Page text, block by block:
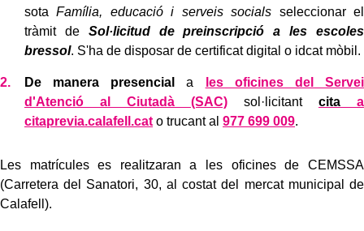
sotaFamília, educació i serveis socials seleccionar el
tràmit de Sol·licitud de preinscripció a les escoles
bressol. S'ha de disposar de certificat digital o idcat mòbil.
De manera presencial a
les oficines del Servei
d'Atenció al Ciutadà (SAC)sol·licitant citaa
citaprevia.calafell.cat o trucant al 977 699 009.
Les matrícules es realitzaran a les oficines de CEMSSA
(Carretera del Sanatori, 30, al costat del mercat municipal de
Calafell).